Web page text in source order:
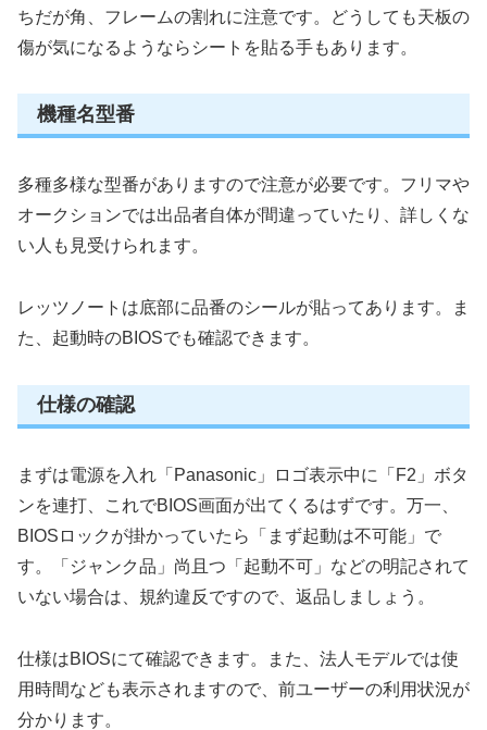
ちだが角、フレームの割れに注意です。どうしても天板の
傷が気になるようならシートを貼る手もあります。
機種名型番
多種多様な型番がありますので注意が必要です。フリマや
オークションでは出品者自体が間違っていたり、詳しくな
い人も見受けられます。
レッツノートは底部に品番のシールが貼ってあります。ま
た、起動時のBIOSでも確認できます。
仕様の確認
まずは電源を入れ「Panasonic」ロゴ表示中に「F2」ボタ
ンを連打、これでBIOS画面が出てくるはずです。万一、
BIOSロックが掛かっていたら「まず起動は不可能」で
す。「ジャンク品」尚且つ「起動不可」などの明記されて
いない場合は、規約違反ですので、返品しましょう。
仕様はBIOSにて確認できます。また、法人モデルでは使
用時間なども表示されますので、前ユーザーの利用状況が
分かります。